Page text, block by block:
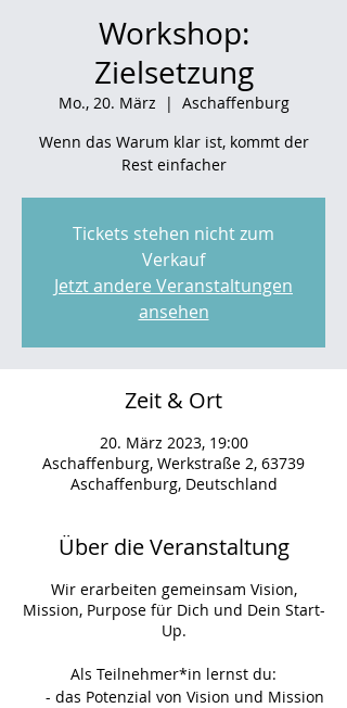
Workshop:
Zielsetzung
Mo., 20. März
  |
Aschaffenburg
Wenn das Warum klar ist, kommt der
Rest einfacher
Tickets stehen nicht zum
Verkauf
Jetzt andere Veranstaltungen
ansehen
Zeit & Ort
20. März 2023, 19:00
Aschaffenburg, Werkstraße 2, 63739
Aschaffenburg, Deutschland
Über die Veranstaltung
Wir erarbeiten gemeinsam Vision,
Mission, Purpose für Dich und Dein Start-
Up.
Als Teilnehmer*in lernst du:
- das Potenzial von Vision und Mission